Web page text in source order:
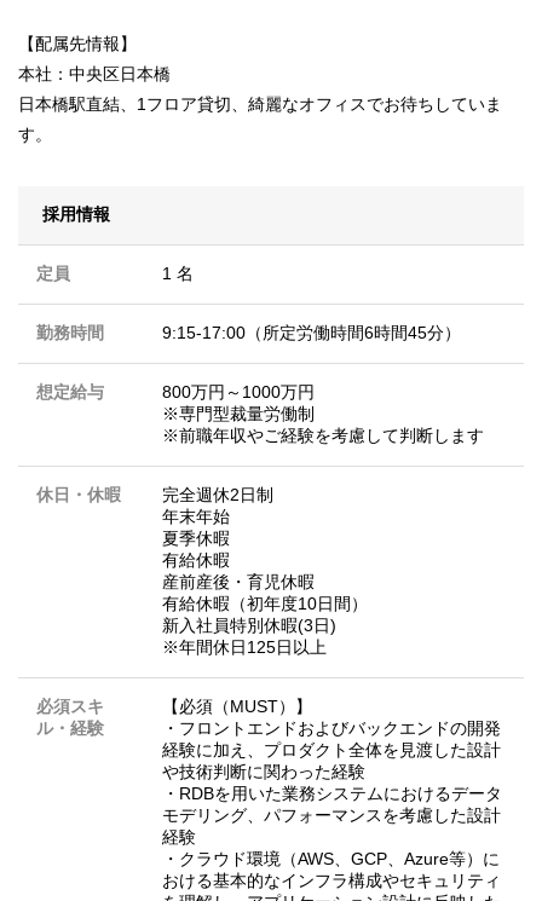
【配属先情報】
本社：中央区日本橋
日本橋駅直結、1フロア貸切、綺麗なオフィスでお待ちしていま
す。
採用情報
定員 1 名
勤務時間 9:15-17:00（所定労働時間6時間45分）
想定給与
800万円～1000万円
※専門型裁量労働制
※前職年収やご経験を考慮して判断します
休日・休暇
完全週休2日制
年末年始
夏季休暇
有給休暇
産前産後・育児休暇
有給休暇（初年度10日間）
新入社員特別休暇(3日)
※年間休日125日以上
必須スキ
ル・経験
【必須（MUST）】
・フロントエンドおよびバックエンドの開発
経験に加え、プロダクト全体を見渡した設計
や技術判断に関わった経験
・RDBを用いた業務システムにおけるデータ
モデリング、パフォーマンスを考慮した設計
経験
・クラウド環境（AWS、GCP、Azure等）に
おける基本的なインフラ構成やセキュリティ